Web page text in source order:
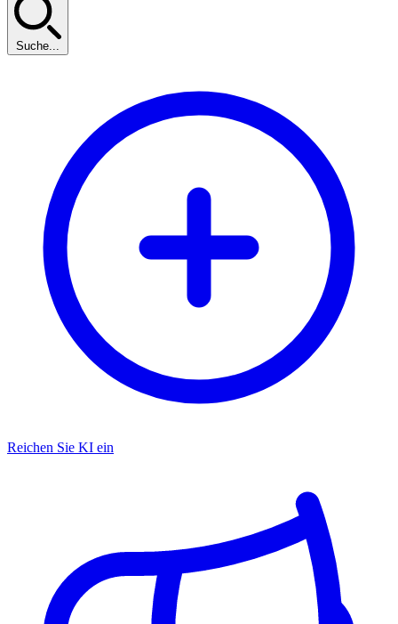
Suche...
Reichen Sie KI ein